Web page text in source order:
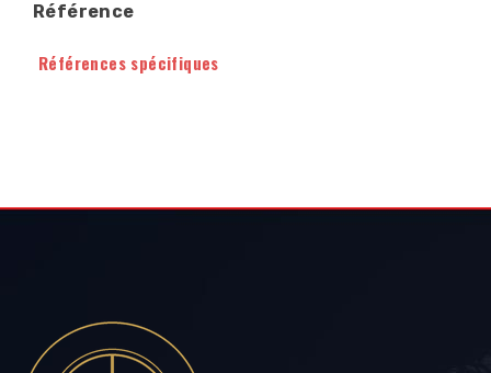
Référence
Références spécifiques